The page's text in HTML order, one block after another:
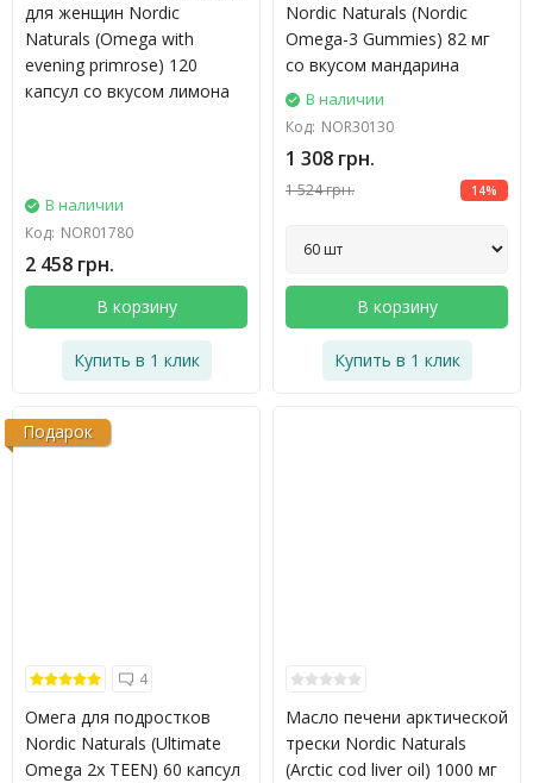
для женщин Nordic
Naturals (Omega with
evening primrose) 120
капсул со вкусом лимона
В наличии
Код: NOR01780
2 458 грн.
В корзину
Купить в 1 клик
Nordic Naturals (Nordic
Omega-3 Gummies) 82 мг
со вкусом мандарина
В наличии
Код: NOR30130
1 308 грн.
1 524 грн. 14%
В корзину
Купить в 1 клик
Подарок
4
Омега для подростков
Nordic Naturals (Ultimate
Omega 2x TEEN) 60 капсул
Масло печени арктической
трески Nordic Naturals
(Arctic cod liver oil) 1000 мг